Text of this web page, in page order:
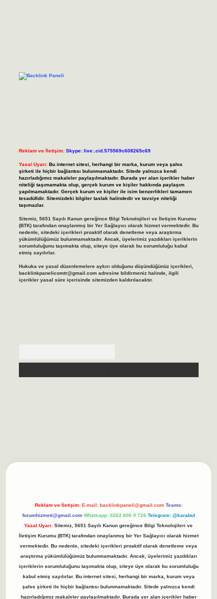
Reklam ve İletişim: Skype: live:.cid.575569c608265c69
Yasal Uyarı: Bu internet sitesi, herhangi bir marka, kurum veya şahıs
şirketi ile hiçbir bağlantısı bulunmamaktadır. Sitede yalnızca kendi
hazırladığımız makaleler paylaşılmaktadır. Burada yer alan içerikler haber
niteliği taşımamakta olup, gerçek kurum ve kişiler hakkında paylaşım
yapılmamaktadır. Gerçek kurum ve kişiler ile isim benzerlikleri tamamen
tesadüfidir. Sitemizdeki bilgiler taslak halindedir ve tavsiye niteliği
taşımazlar.
Sitemiz, 5651 Sayılı Kanun gereğince Bilgi Teknolojileri ve İletişim Kurumu
(BTK) tarafından onaylanmış bir Yer Sağlayıcı olarak hizmet vermektedir. Bu
nedenle, sitedeki içerikleri proaktif olarak denetleme veya araştırma
yükümlülüğümüz bulunmamaktadır. Ancak, üyelerimiz yazdıkları içeriklerin
sorumluluğunu taşımakta olup, siteye üye olarak bu sorumluluğu kabul
etmiş sayılırlar.
Hukuka ve yasal düzenlemelere aykırı olduğunu düşündüğünüz içerikleri,
backlinkpanelicomtr@gmail.comadresine bildirmeniz halinde, ilgili
içerikler yasal süre içerisinde sitemizden kaldırılacaktır.
Reklam ve İletişim: E-mail: backlinkpaneli@gmail.com Teams:
forumhizmeti@gmail.com Whatsapp: 0262 606 0 726 Telegram: @karabul
Yasal Uyarı: Sitemiz, 5651 Sayılı Kanun gereğince Bilgi Teknolojileri ve
İletişim Kurumu (BTK) tarafından onaylanmış bir Yer Sağlayıcı olarak hizmet
vermektedir. Bu nedenle, sitedeki içerikleri proaktif olarak denetleme veya
araştırma yükümlülüğümüz bulunmamaktadır. Ancak, üyelerimiz yazdıkları
içeriklerin sorumluluğunu taşımakta olup, siteye üye olarak bu sorumluluğu
kabul etmiş sayılırlar. Bu internet sitesi, herhangi bir marka, kurum veya
şahıs şirketi ile hiçbir bağlantısı bulunmamaktadır. Sitede yalnızca kendi
hazırladığımız makaleler paylaşılmaktadır. Burada yer alan içerikler haber